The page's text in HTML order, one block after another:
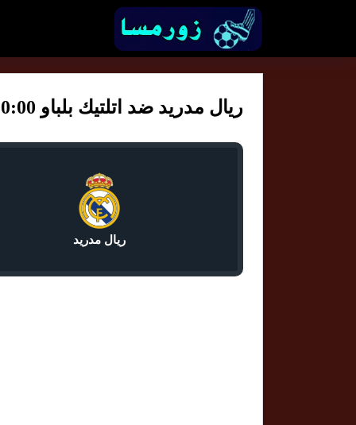
ريال مدريد ضد اتلتيك بلباو 10:00
ريال مدريد